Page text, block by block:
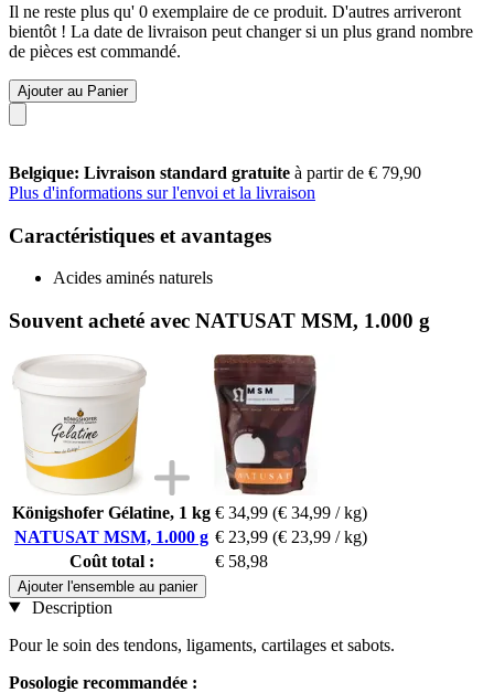
Il ne reste plus qu' 0 exemplaire de ce produit. D'autres arriveront
bientôt ! La date de livraison peut changer si un plus grand nombre
de pièces est commandé.
Ajouter au Panier
Belgique: Livraison standard gratuite à partir de € 79,90
Plus d'informations sur l'envoi et la livraison
Caractéristiques et avantages
Acides aminés naturels
Souvent acheté avec NATUSAT MSM, 1.000 g
Königshofer Gélatine, 1 kg € 34,99 (€ 34,99 / kg)
NATUSAT MSM, 1.000 g € 23,99 (€ 23,99 / kg)
Coût total :
€ 58,98
Ajouter l'ensemble au panier
Description
Pour le soin des tendons, ligaments, cartilages et sabots.
Posologie recommandée :